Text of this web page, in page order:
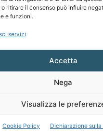
ritirare il consenso può influire
e funzioni.
servizi
Accetta
Nega
Visualizza le
Cookie Policy Dichiarazione